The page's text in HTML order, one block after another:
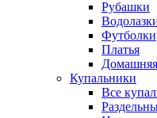
Рубашки
Футболки
Платья
Купальники
Все